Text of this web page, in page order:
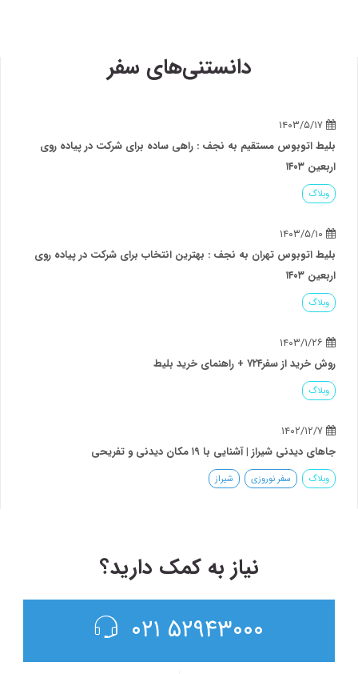
دانستنی‌های سفر
بلیط اتوبوس مستقیم به نجف : راهی ساده برای شرکت در پیاده روی
اربعین ۱۴۰۳
وبلاگ
بلیط اتوبوس تهران به نجف : بهترین انتخاب برای شرکت در پیاده روی
اربعین ۱۴۰۳
وبلاگ
روش خرید از سفر۷۲۴ + راهنمای خرید بلیط
وبلاگ
جاهای دیدنی شیراز | آشنایی با ۱۹ مکان دیدنی و تفریحی
وبلاگ سفر نوروزی شیراز
نیاز به کمک دارید؟
۵۲۹۴۳۰۰۰ ۰۲۱